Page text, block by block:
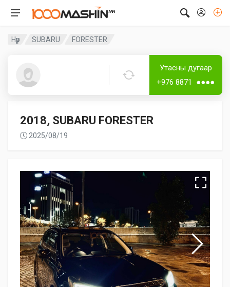
Нүүр SUBARU FORESTER
Утасны дугаар
+976 8871 ●●●●
2018, SUBARU FORESTER
2025/08/19